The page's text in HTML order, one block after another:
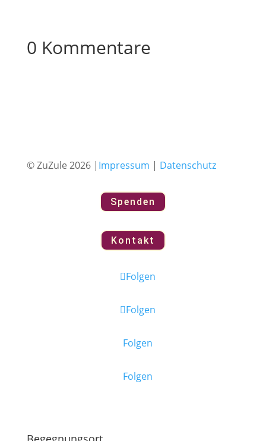
0 Kommentare
© ZuZule 2026 | Impressum | Datenschutz
Spenden
Kontakt
Folgen
Folgen
Folgen
Folgen